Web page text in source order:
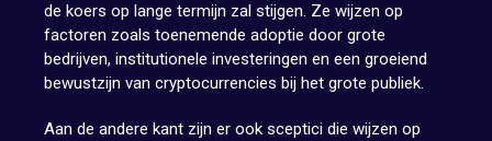
de koers op lange termijn zal stijgen. Ze wijzen op
factoren zoals toenemende adoptie door grote
bedrijven, institutionele investeringen en een groeiend
bewustzijn van cryptocurrencies bij het grote publiek.
Aan de andere kant zijn er ook sceptici die wijzen op